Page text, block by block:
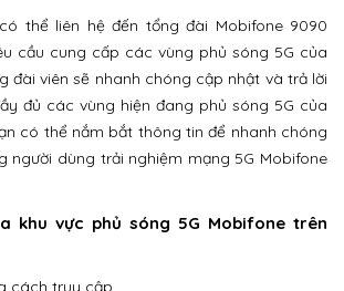
thể liên hệ đến tổng đài Mobifone 9090
cầu cung cấp các vùng phủ sóng 5G của
đài viên sẽ nhanh chóng cập nhật và trả lời
đủ các vùng hiện đang phủ sóng 5G của
có thể nắm bắt thông tin để nhanh chóng
người dùng trải nghiệm mạng 5G Mobifone
khu vực phủ sóng 5G Mobifone trên
cách truy cập